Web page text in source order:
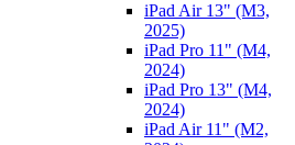
iPad Air 13" (M3,
2025)
iPad Pro 11" (M4,
2024)
iPad Pro 13" (M4,
2024)
iPad Air 11" (M2,